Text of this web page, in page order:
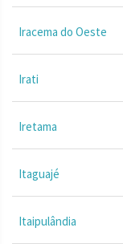
Iracema do Oeste
Irati
Iretama
Itaguajé
Itaipulândia